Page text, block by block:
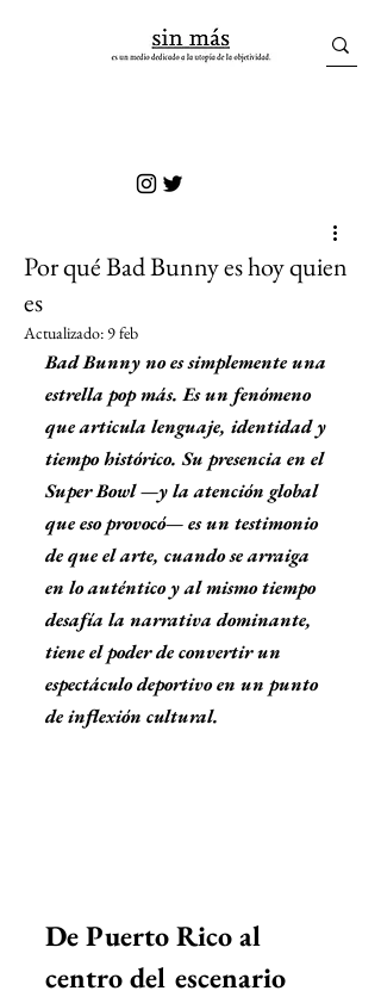
Por qué Bad Bunny es hoy quien
es
Actualizado: 9 feb
Bad Bunny no es simplemente una
estrella pop más. Es un fenómeno
que articula lenguaje, identidad y
tiempo histórico. Su presencia en el
Super Bowl —y la atención global
que eso provocó— es un testimonio
de que el arte, cuando se arraiga
en lo auténtico y al mismo tiempo
desafía la narrativa dominante,
tiene el poder de convertir un
espectáculo deportivo en un punto
de inflexión cultural.
De Puerto Rico al
centro del escenario